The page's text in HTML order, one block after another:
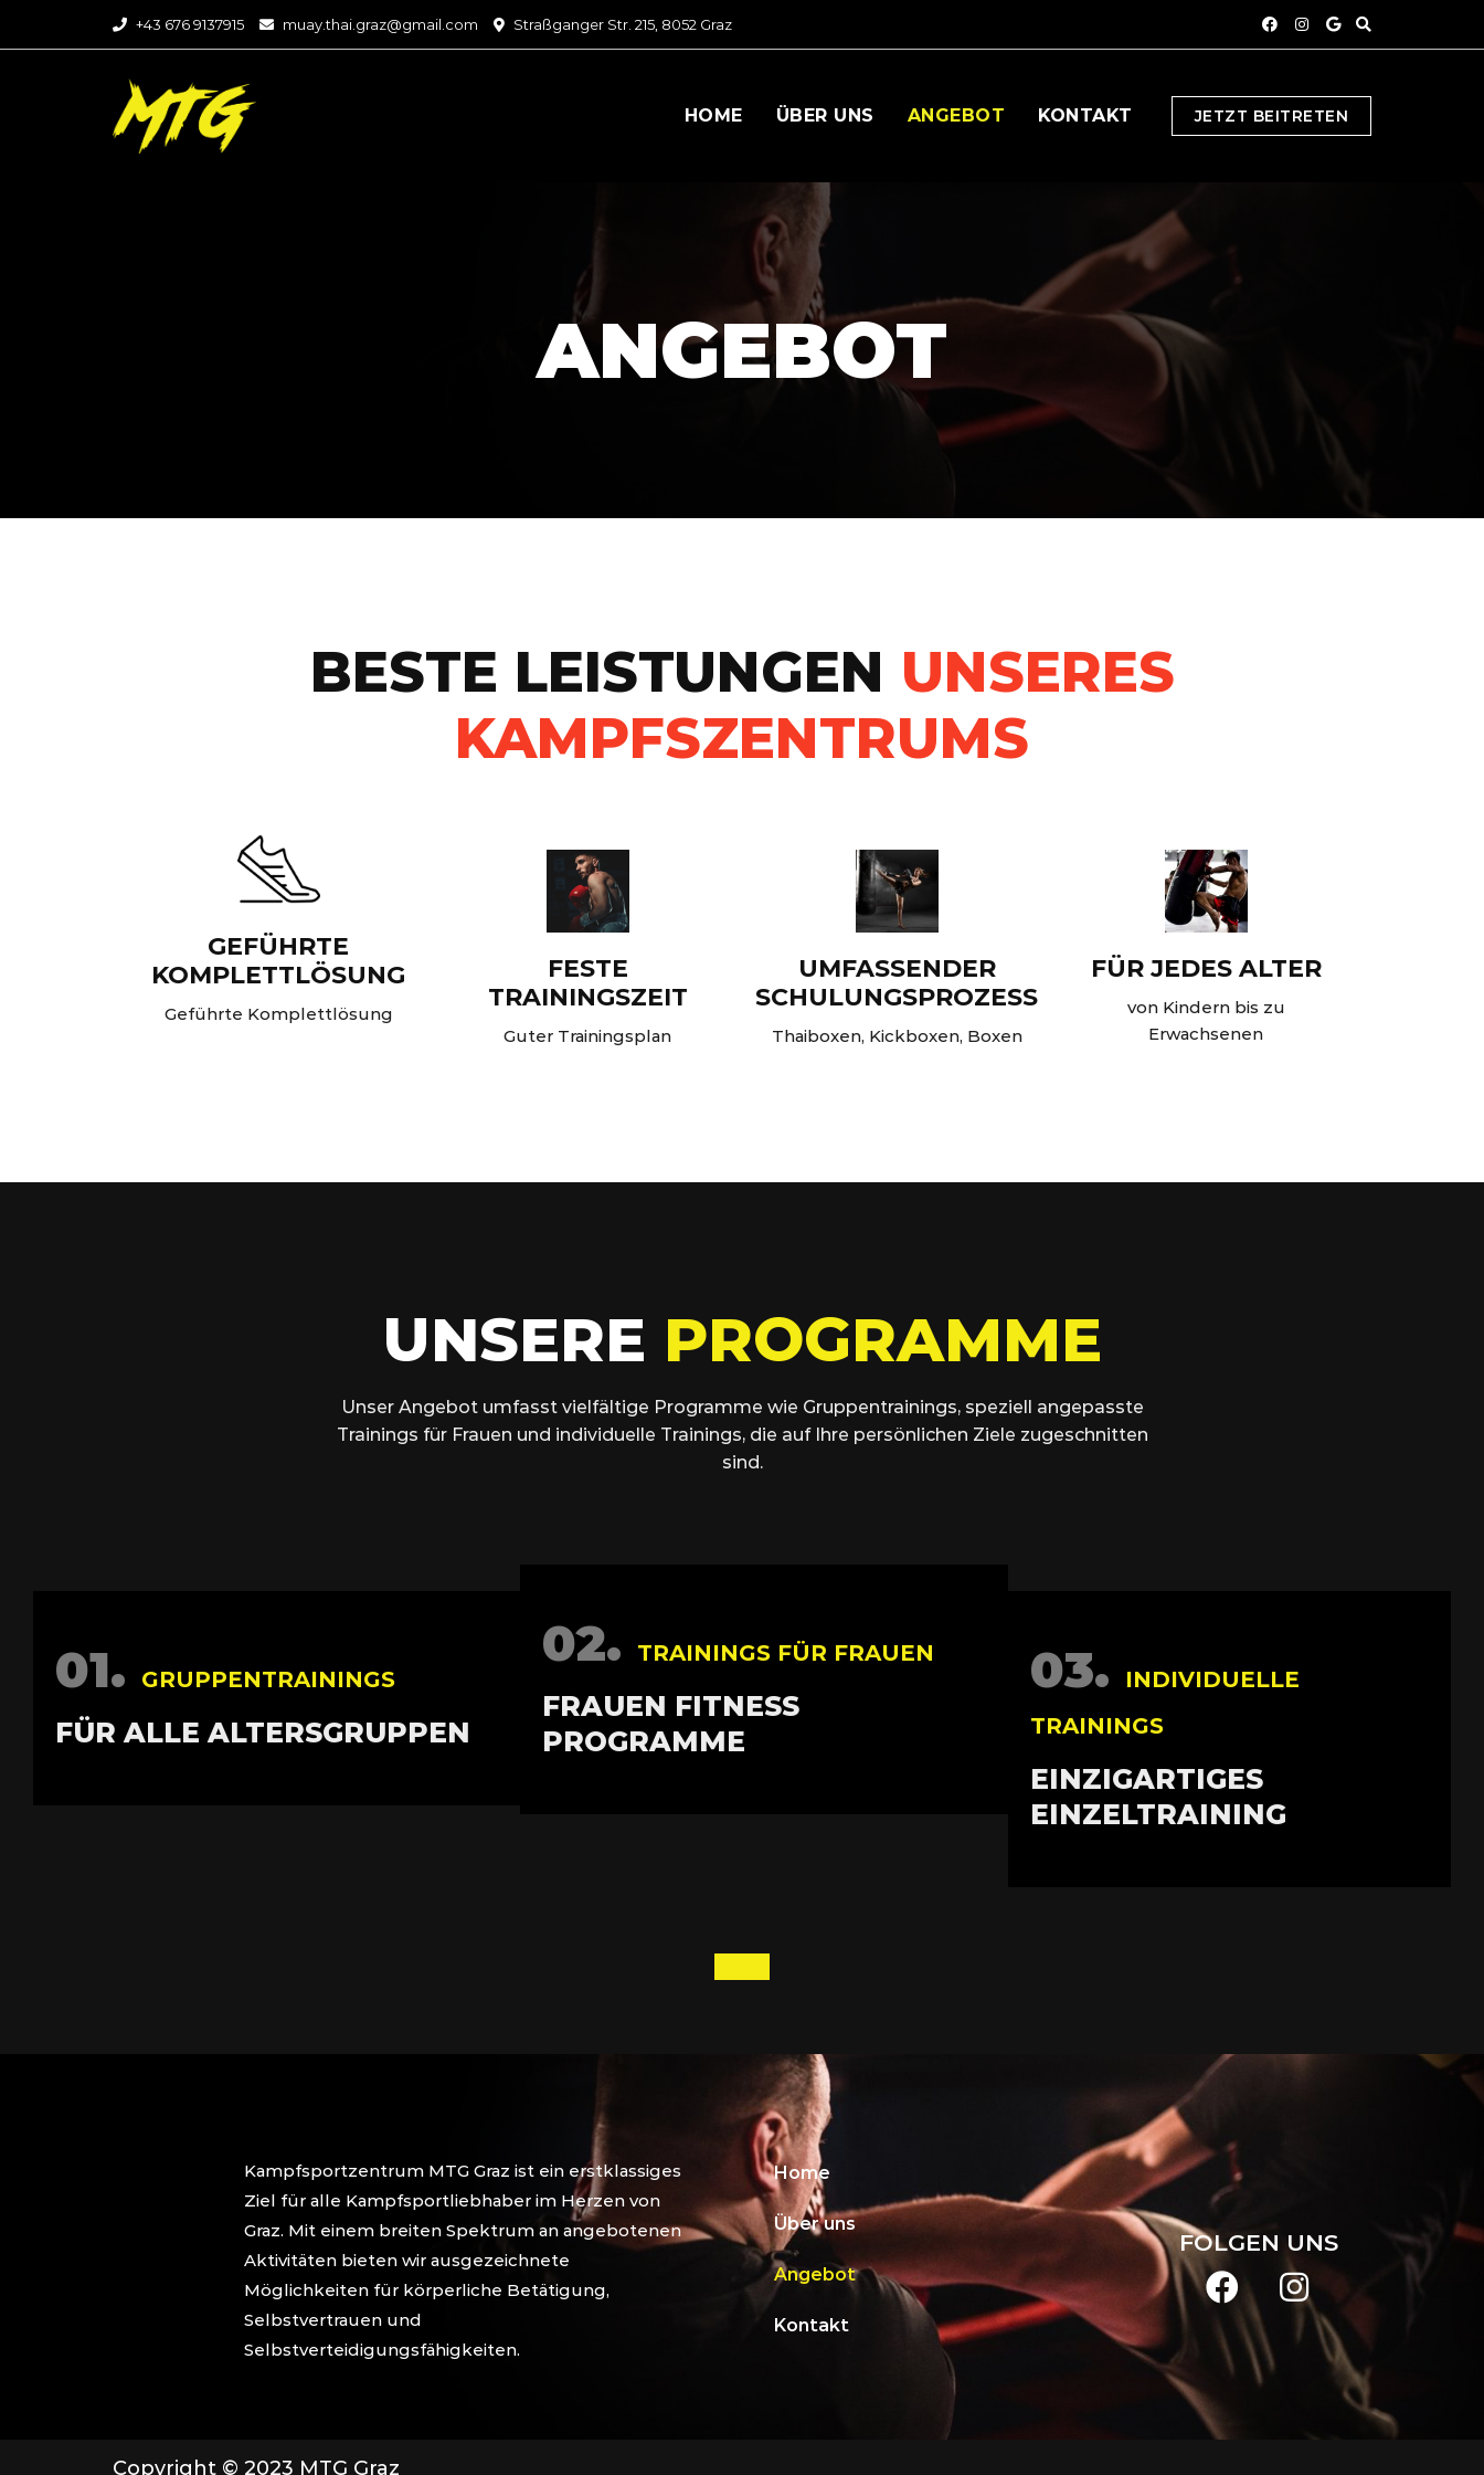
+43 676 9137915 muay.thai.graz@gmail.com Straßganger Str. 215, 8052 Graz
HOME ÜBER UNS ANGEBOT KONTAKT JETZT BEITRETEN
ANGEBOT
BESTE LEISTUNGEN UNSERES
KAMPFSZENTRUMS
GEFÜHRTE
KOMPLETTLÖSUNG
Geführte Komplettlösung
FESTE
TRAININGSZEIT
Guter Trainingsplan
UMFASSENDER
SCHULUNGSPROZESS
Thaiboxen, Kickboxen, Boxen
FÜR JEDES ALTER
von Kindern bis zu
Erwachsenen
UNSERE PROGRAMME
Unser Angebot umfasst vielfältige Programme wie Gruppentrainings, speziell angepasste
Trainings für Frauen und individuelle Trainings, die auf Ihre persönlichen Ziele zugeschnitten
sind.
01. GRUPPENTRAININGS
FÜR ALLE ALTERSGRUPPEN
02. TRAININGS FÜR FRAUEN
FRAUEN FITNESS
PROGRAMME
03.
INDIVIDUELLE
TRAININGS
EINZIGARTIGES
EINZELTRAINING
Kampfsportzentrum MTG Graz ist ein erstklassiges
Ziel für alle Kampfsportliebhaber im Herzen von
Graz. Mit einem breiten Spektrum an angebotenen
Aktivitäten bieten wir ausgezeichnete
Möglichkeiten für körperliche Betätigung,
Selbstvertrauen und
Selbstverteidigungsfähigkeiten.
Home
Über uns
Angebot
Kontakt
FOLGEN UNS
Copyright © 2023 MTG Graz